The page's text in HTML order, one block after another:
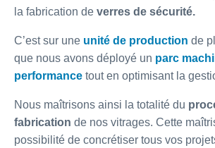
la fabrication de verres de sécurité.
C’est sur une unité de production de
que nous avons déployé un parc
performance tout en optimisant la
Nous maîtrisons ainsi la totalité du
fabrication de nos vitrages. Cette
possibilité de concrétiser tous vos